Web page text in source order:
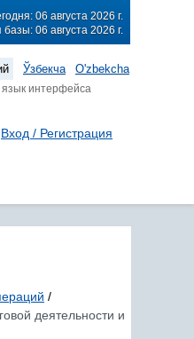
06 августа 2026 г.
06 августа 2026 г.
Ўзбекча O'zbekcha
язык интерфейса
Вход / Регистрация
/
деятельности и